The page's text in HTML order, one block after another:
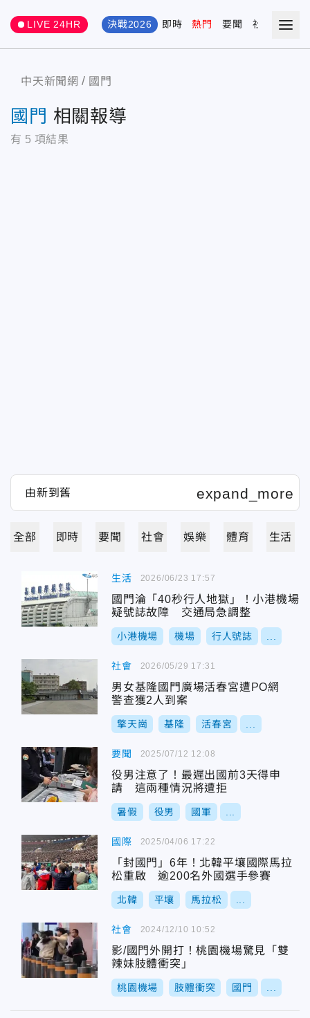
LIVE 24HR 決戰2026 即時 熱門 要聞 社會 娛樂
中天新聞網 國門
國門 相關報導
有 5 項結果
全部 即時 要聞 社會 娛樂 體育 生活
生活
國門淪「40秒行人地獄」！小港機場
疑號誌故障 交通局急調整
小港機場 機場 行人號誌
2026/06/23 17:57
社會
男女基隆國門廣場活春宮遭PO網
警查獲2人到案
擎天崗 基隆 活春宮
2026/05/29 17:31
要聞
役男注意了！最遲出國前3天得申
請 這兩種情況將遭拒
暑假 役男 國軍
2025/07/12 12:08
國際
「封國門」6年！北韓平壤國際馬拉
松重啟 逾200名外國選手參賽
北韓 平壤 馬拉松
2025/04/06 17:22
社會
影/國門外開打！桃園機場驚見「雙
辣妹肢體衝突」
桃園機場 肢體衝突 國門
2024/12/10 10:52